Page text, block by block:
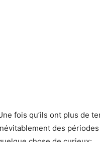
fois qu’ils ont plus de
des